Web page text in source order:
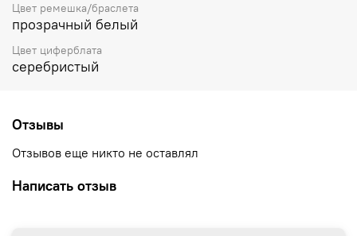
Цвет ремешка/браслета
прозрачный белый
Цвет циферблата
серебристый
Отзывы
Отзывов еще никто не оставлял
Написать отзыв